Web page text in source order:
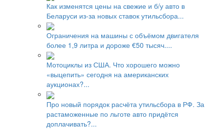
Как изменятся цены на свежие и б/у авто в
Беларуси из-за новых ставок утильсбора...
Ограничения на машины с объёмом двигателя
более 1,9 литра и дороже €50 тысяч....
Мотоциклы из США. Что хорошего можно
«выцепить» сегодня на американских
аукционах?...
Про новый порядок расчёта утильсбора в РФ. За
растаможенные по льготе авто придётся
доплачивать?...